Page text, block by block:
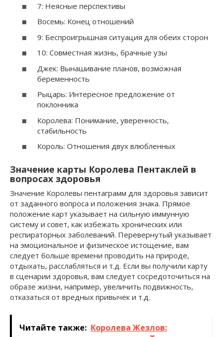
7: Неясные перспективы
Восемь: Конец отношений
9: Беспроигрышная ситуация для обеих сторон
10: Совместная жизнь, брачные узы
Джек: Вынашивание планов, возможная
беременность
Рыцарь: Интересное предложение от
поклонника
Королева: Понимание, уверенность,
стабильность
Король: Отношения двух влюбленных
Значение карты Королева Пентаклей в
вопросах здоровья
Значение Королевы пентаграмм для здоровья зависит
от заданного вопроса и положения знака. Прямое
положение карт указывает на сильную иммунную
систему и совет, как избежать хронических или
респираторных заболеваний. Перевернутый указывает
на эмоциональное и физическое истощение, вам
следует больше времени проводить на природе,
отдыхать, расслабляться и т.д. Если вы получили карту
в сценарии здоровья, вам следует сосредоточиться на
образе жизни, например, увеличить подвижность,
отказаться от вредных привычек и т.д.
Читайте также: Королева Жезлов: